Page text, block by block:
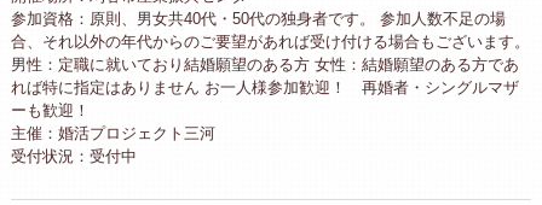
参加資格：原則、男女共40代・50代の独身者です。 参加人数不足の場
合、それ以外の年代からのご要望があれば受け付ける場合もございます。
男性：定職に就いており結婚願望のある方 女性：結婚願望のある方であ
れば特に指定はありません お一人様参加歓迎！ 再婚者・シングルマザ
ーも歓迎！
主催：婚活プロジェクト三河
受付状況：受付中